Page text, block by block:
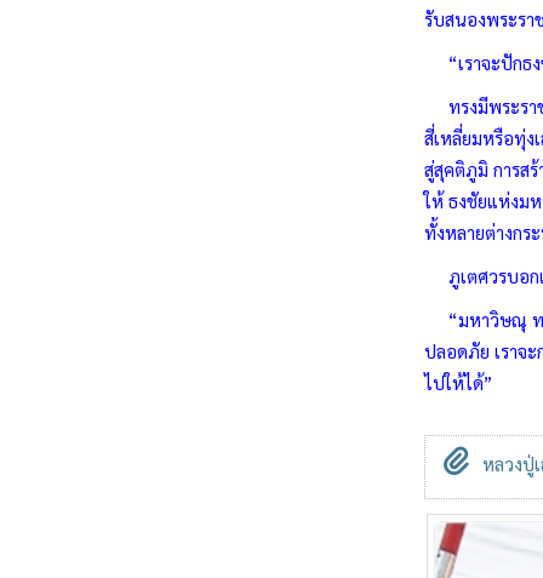
รับสนองพระรา
“เราจะปักธ
ทรงมีพระรา
สี่เหลี่ยมหรือทุ่ง
สู่สุคติภูมิ การส
ให้ ธงชัยแห่งม
ทั้งหลายต่างกร
ภูเตศวรบอก
“มหาวิษณุ ทร
ปลอดภัย เราจ
ไปให้ได้”
หลวงปู่